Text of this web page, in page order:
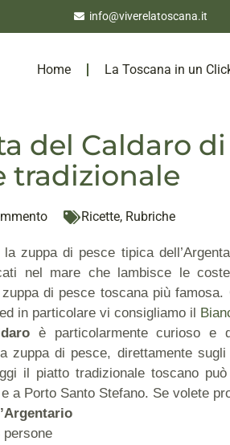
info@viverelatoscana.it
Home La Toscana in un
del Caldaro
tradizionale
Ricette, Rubriche
la zuppa di pesce tipica
nel mare che lambisce le
zuppa di pesce toscana più
in particolare vi consigliamo il
è particolarmente curioso e
zuppa di pesce, direttamente
il piatto tradizionale toscano
a Porto Santo Stefano. Se volete
persone